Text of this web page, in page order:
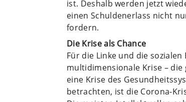
ist. Deshalb werden jetzt
einen Schuldenerlass nicht
fordern.
Die Krise als Chance
Für die Linke und die
multidimensionale Krise –
eine Krise des
betrachten, ist die Corona-